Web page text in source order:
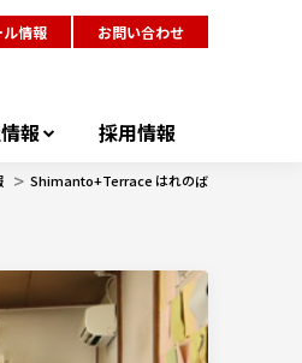
ル情報 お問い合わせ
報 採用情報
> Shimanto+Terrace はれのば